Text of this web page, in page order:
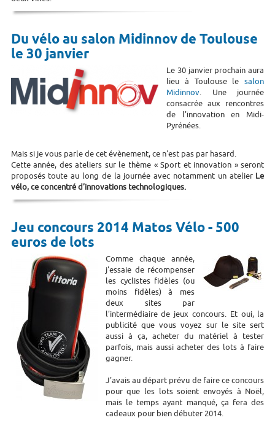
Du vélo au salon Midinnov de Toulouse
le 30 janvier
Le 30 janvier prochain aura
lieu à Toulouse lesalon
Midinnov. Une journée
consacrée aux rencontres
de l'innovation en Midi-
Pyrénées.
Mais si je vous parle de cet évènement, ce n'est pas par hasard.
Cette année, des ateliers sur le thème « Sport et innovation » seront
proposés toute au long de la journée avec notamment un atelier Le
vélo, ce concentré d’innovations technologiques.
Jeu concours 2014 Matos Vélo - 500
euros de lots
Comme chaque année,
j'essaie de récompenser
les cyclistes fidèles (ou
moins fidèles) à mes
deux sites par
l’intermédiaire de jeux concours. Et oui, la
publicité que vous voyez sur le site sert
aussi à ça, acheter du matériel à tester
parfois, mais aussi acheter des lots à faire
gagner.
J'avais au départ prévu de faire ce concours
pour que les lots soient envoyés à Noël,
mais le temps ayant manqué, ça fera des
cadeaux pour bien débuter 2014.